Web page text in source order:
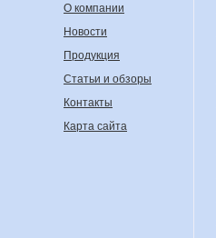
О компании
Новости
Продукция
Статьи и обзоры
Контакты
Карта сайта